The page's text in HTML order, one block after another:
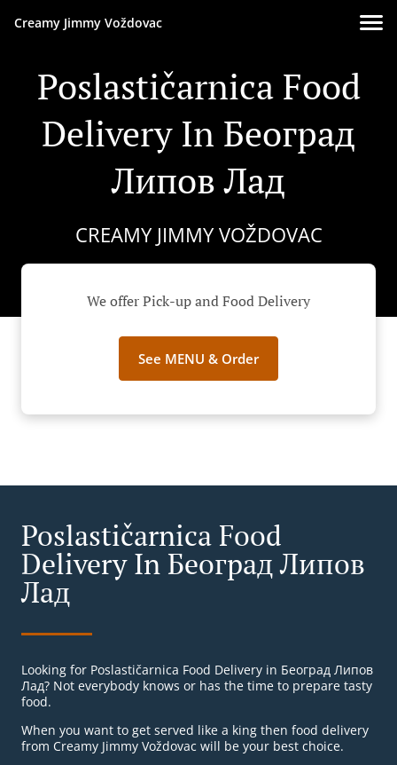
Creamy Jimmy Voždovac
Poslastičarnica Food
Delivery In Београд
Липов Лад
CREAMY JIMMY VOŽDOVAC
We offer Pick-up and Food Delivery
See MENU & Order
Poslastičarnica Food
Delivery In Београд Липов
Лад
Looking for Poslastičarnica Food Delivery in Београд Липов
Лад? Not everybody knows or has the time to prepare tasty
food.
When you want to get served like a king then food delivery
from Creamy Jimmy Voždovac will be your best choice.